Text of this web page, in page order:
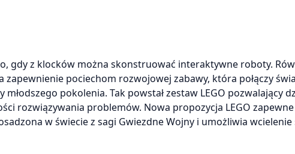
gdy z klocków można skonstruować interaktywne roboty.
pociechom rozwojowej zabawy, która połączy
pokolenia. Tak powstał zestaw LEGO pozwalający
rozwiązywania problemów. Nowa propozycja LEGO
w świecie z sagi Gwiezdne Wojny i umożliwia